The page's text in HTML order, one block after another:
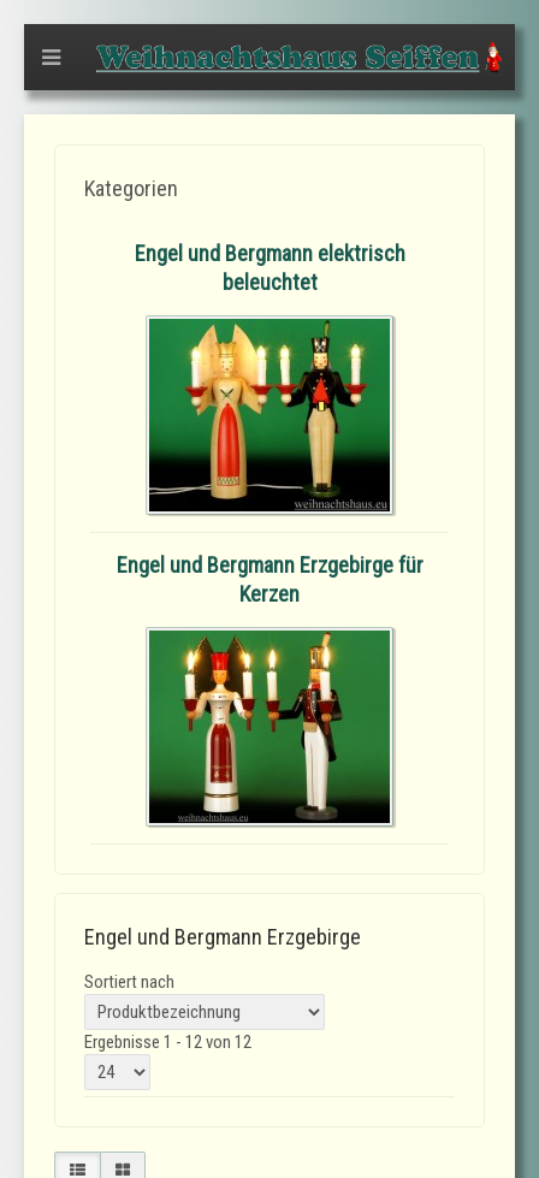
Kategorien
Engel und Bergmann elektrisch
beleuchtet
Engel und Bergmann Erzgebirge für
Kerzen
Engel und Bergmann Erzgebirge
Sortiert nach
Ergebnisse 1 - 12 von 12